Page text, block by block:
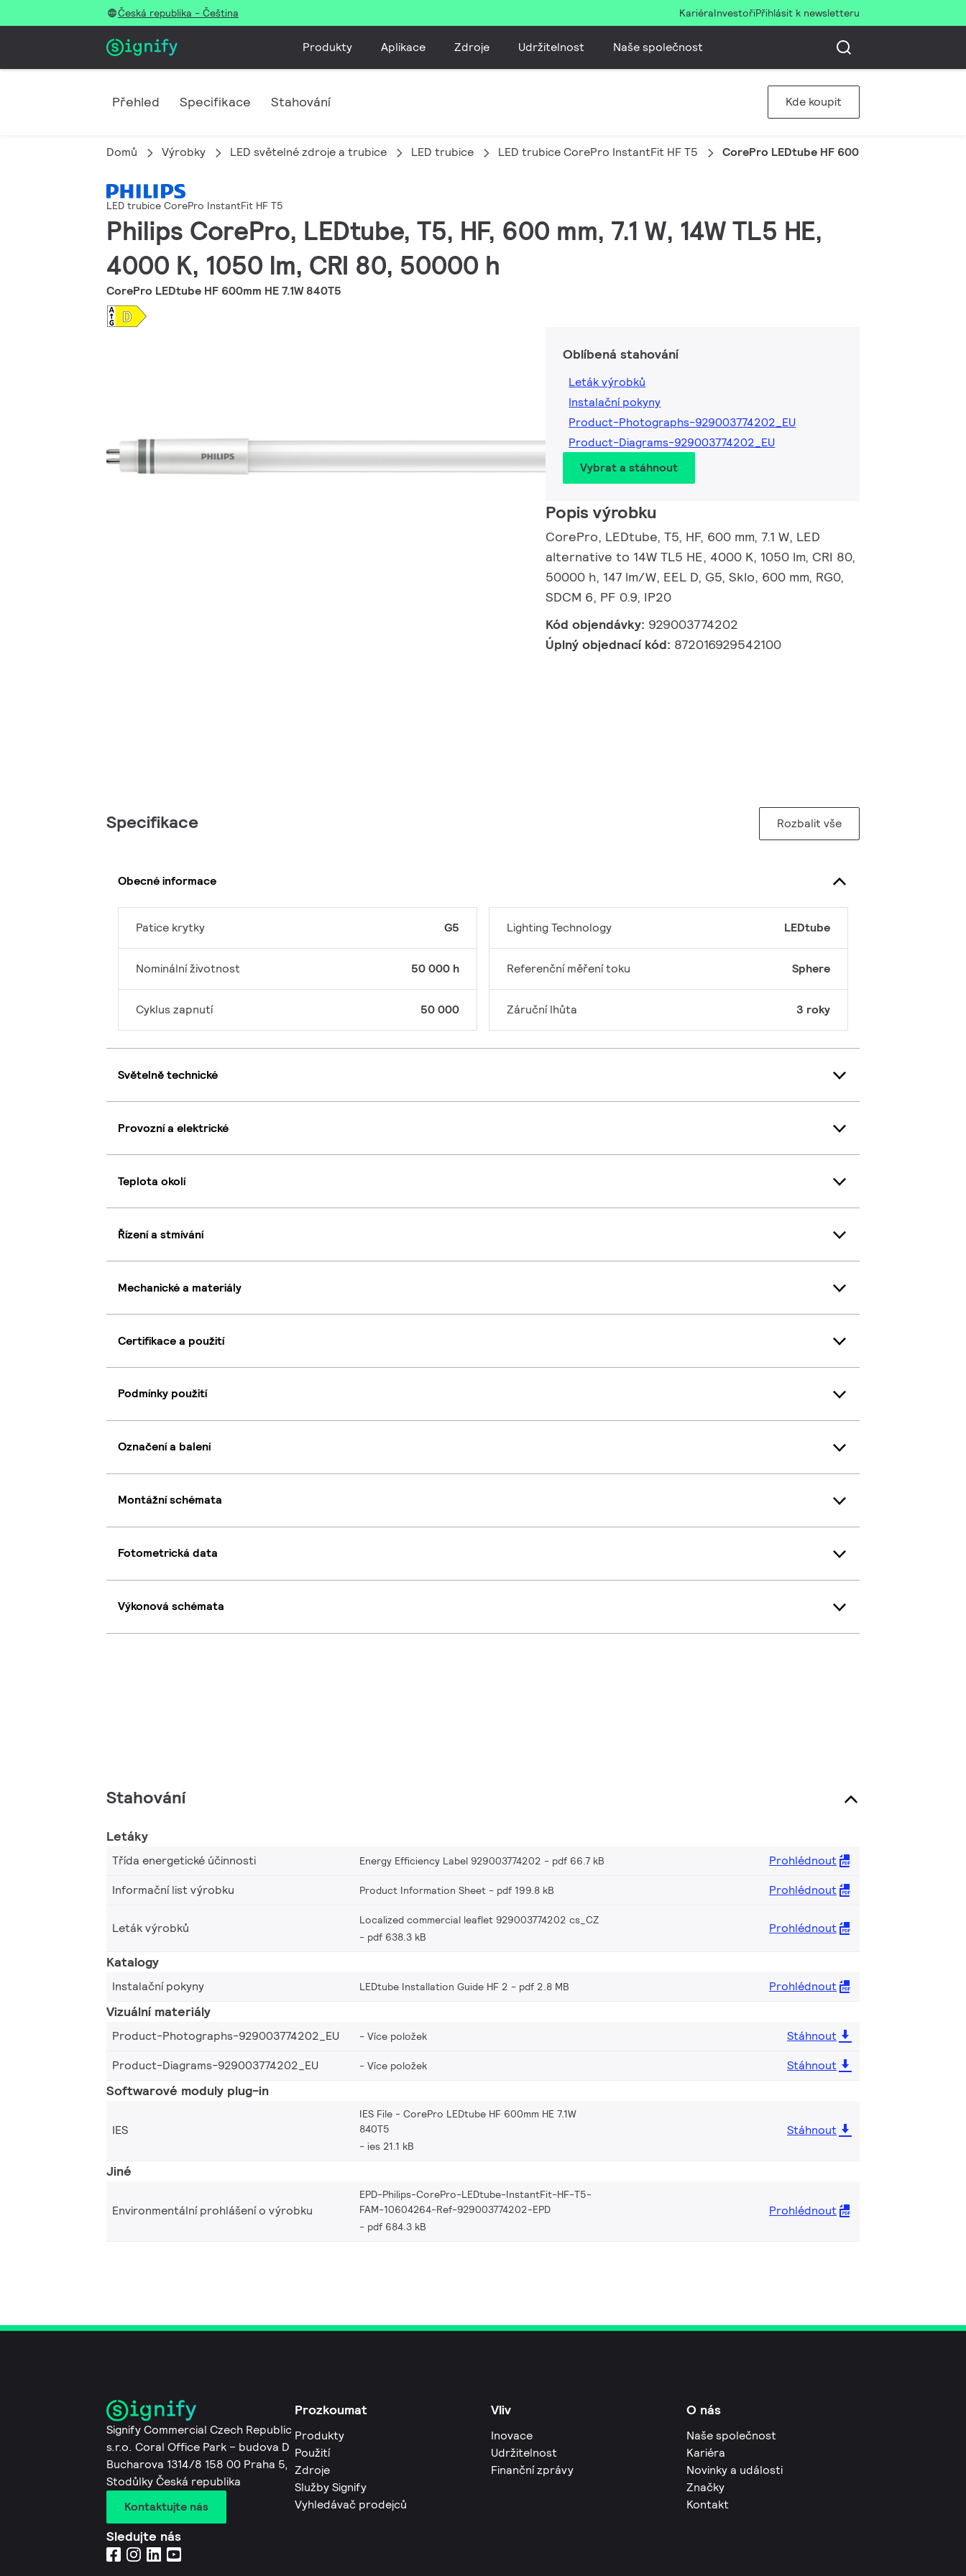
Česká republika - Čeština KariéraInvestořiPřihlásit k newsletteru
Produkty Aplikace Zdroje Udržitelnost Naše společnost
Přehled Specifikace Stahování Kde koupit
Domů Výrobky LED světelné zdroje a trubice LED trubice LED trubice CorePro InstantFit HF T5 CorePro LEDtube HF 600mm HE 7.1W 840T5
LED trubice CorePro InstantFit HF T5
Philips CorePro, LEDtube, T5, HF, 600 mm, 7.1 W, 14W TL5 HE,
4000 K, 1050 lm, CRI 80, 50000 h
CorePro LEDtube HF 600mm HE 7.1W 840T5
Oblíbená stahování
Leták výrobků
Instalační pokyny
Product-Photographs-929003774202_EU
Product-Diagrams-929003774202_EU
Vybrat a stáhnout
Popis výrobku
CorePro, LEDtube, T5, HF, 600 mm, 7.1 W, LED
alternative to 14W TL5 HE, 4000 K, 1050 lm, CRI 80,
50000 h, 147 lm/W, EEL D, G5, Sklo, 600 mm, RG0,
SDCM 6, PF 0.9, IP20
Kód objendávky: 929003774202
Úplný objednací kód: 872016929542100
Specifikace Rozbalit vše
Obecné informace
Patice krytky G5
Nominální životnost 50 000 h
Cyklus zapnutí 50 000
Lighting Technology LEDtube
Referenční měření toku Sphere
Záruční lhůta 3 roky
Světelně technické
Provozní a elektrické
Teplota okolí
Řízení a stmívání
Mechanické a materiály
Certifikace a použití
Podmínky použití
Označení a balení
Montážní schémata
Fotometrická data
Výkonová schémata
Stahování
Letáky
Třída energetické účinnosti Energy Efficiency Label 929003774202 pdf 66.7 kB
Prohlédnout
Informační list výrobku
Product Information Sheet pdf 199.8 kB Prohlédnout
Leták výrobků
Localized commercial leaflet 929003774202 cs_CZ
pdf 638.3 kB
Prohlédnout
Katalogy
Instalační pokyny LEDtube Installation Guide HF 2 pdf 2.8 MB Prohlédnout
Vizuální materiály
Product-Photographs-929003774202_EU Více položek
Stáhnout
Product-Diagrams-929003774202_EU
Více položek Stáhnout
Softwarové moduly plug-in
IES
IES File - CorePro LEDtube HF 600mm HE 7.1W
840T5
ies 21.1 kB
Stáhnout
Jiné
Environmentální prohlášení o výrobku
EPD-Philips-CorePro-LEDtube-InstantFit-HF-T5-
FAM-10604264-Ref-929003774202-EPD
pdf 684.3 kB
Prohlédnout
Signify Commercial Czech Republic
s.r.o. Coral Office Park – budova D
Bucharova 1314/8 158 00 Praha 5,
Stodůlky Česká republika
Kontaktujte nás
Sledujte nás
Prozkoumat
Produkty
Použití
Zdroje
Služby Signify
Vyhledávač prodejců
Vliv
Inovace
Udržitelnost
Finanční zprávy
O nás
Naše společnost
Kariéra
Novinky a události
Značky
Kontakt